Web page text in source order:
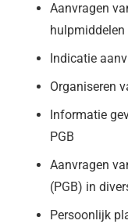
Aanvragen
hulpmiddelen
Indicatie
Organiseren
Informatie
PGB
Aanvragen
(PGB) in
Persoonlijk